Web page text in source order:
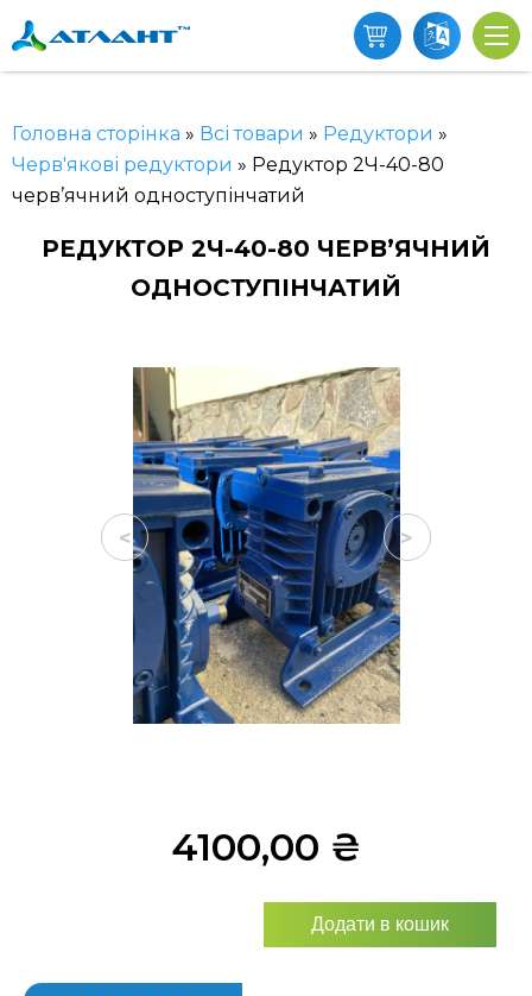
Головна сторінка » Всі товари » Редуктори »
Черв'якові редуктори » Редуктор 2Ч-40-80
черв’ячний одноступінчатий
РЕДУКТОР 2Ч-40-80 ЧЕРВ’ЯЧНИЙ
ОДНОСТУПІНЧАТИЙ
< >
4100,00 ₴
Додати в кошик